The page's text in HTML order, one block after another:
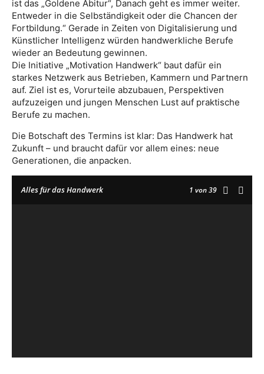
ist das „Goldene Abitur“, Danach geht es immer weiter.
Entweder in die Selbständigkeit oder die Chancen der
Fortbildung.“ Gerade in Zeiten von Digitalisierung und
Künstlicher Intelligenz würden handwerkliche Berufe
wieder an Bedeutung gewinnen.
Die Initiative „Motivation Handwerk“ baut dafür ein
starkes Netzwerk aus Betrieben, Kammern und Partnern
auf. Ziel ist es, Vorurteile abzubauen, Perspektiven
aufzuzeigen und jungen Menschen Lust auf praktische
Berufe zu machen.
Die Botschaft des Termins ist klar: Das Handwerk hat
Zukunft – und braucht dafür vor allem eines: neue
Generationen, die anpacken.
Alles für das Handwerk 1 von 39